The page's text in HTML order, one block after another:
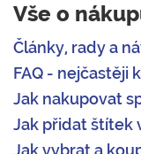
Vše o
Články, rady a
FAQ - nejčastěji
Jak nakupovat
Jak přidat štítek
Jak vybrat a